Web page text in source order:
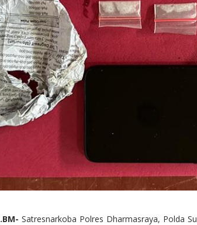
.BM- Satresnarkoba Polres Dharmasraya, Polda